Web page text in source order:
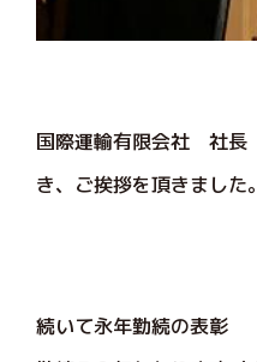
国際運輸有限会社 社
き、ご挨拶を頂きました。
続いて永年勤続の表彰